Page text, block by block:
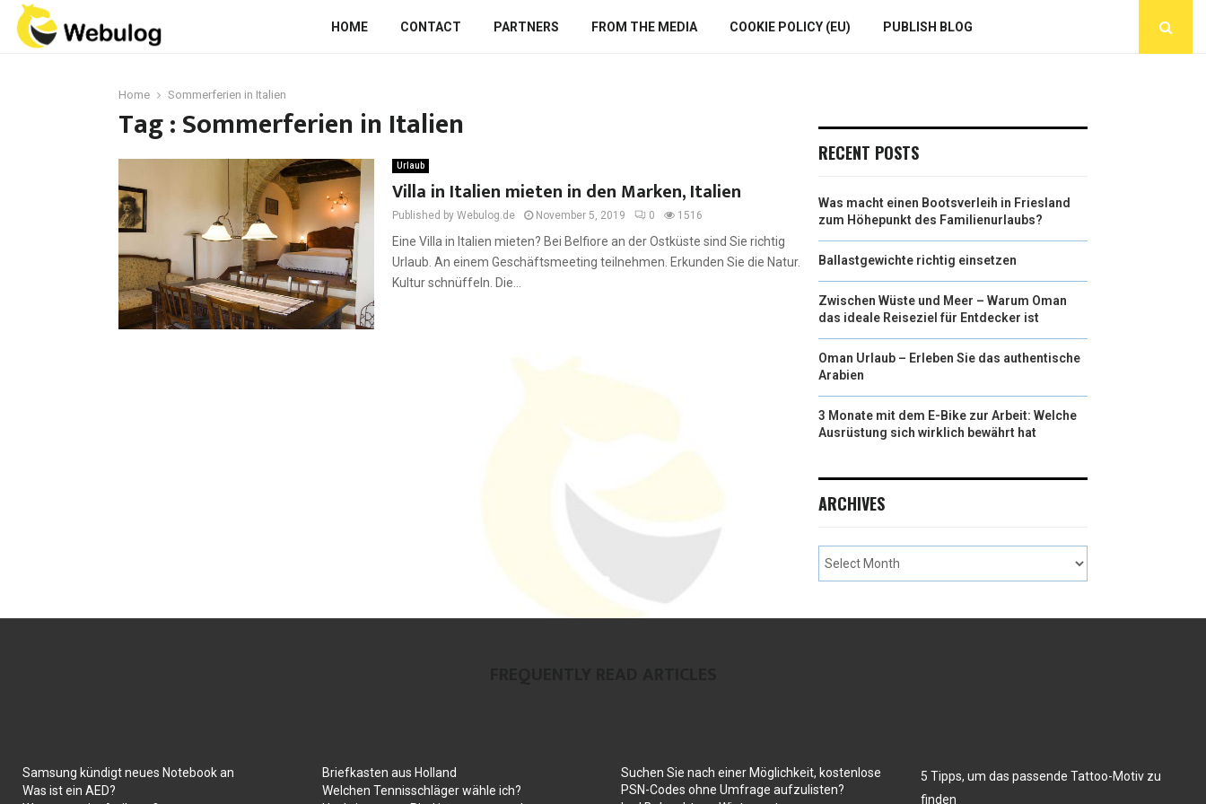
HOME CONTACT PARTNERS FROM THE MEDIA COOKIE POLICY (EU) PUBLISH BLOG
Home Sommerferien in Italien
Tag : Sommerferien in Italien
Urlaub
Villa in Italien mieten in den Marken, Italien
Published by Webulog.de November 5, 2019 0 1516
Eine Villa in Italien mieten? Bei Belfiore an der Ostküste sind Sie richtig
Urlaub. An einem Geschäftsmeeting teilnehmen. Erkunden Sie die Natur.
Kultur schnüffeln. Die...
RECENT POSTS
Was macht einen Bootsverleih in Friesland
zum Höhepunkt des Familienurlaubs?
Ballastgewichte richtig einsetzen
Zwischen Wüste und Meer – Warum Oman
das ideale Reiseziel für Entdecker ist
Oman Urlaub – Erleben Sie das authentische
Arabien
3 Monate mit dem E-Bike zur Arbeit: Welche
Ausrüstung sich wirklich bewährt hat
ARCHIVES
Samsung kündigt neues Notebook an
Was ist ein AED?
Briefkasten aus Holland
Welchen Tennisschläger wähle ich?
Suchen Sie nach einer Möglichkeit, kostenlose
PSN-Codes ohne Umfrage aufzulisten?
5 Tipps, um das passende Tattoo-Motiv zu
finden